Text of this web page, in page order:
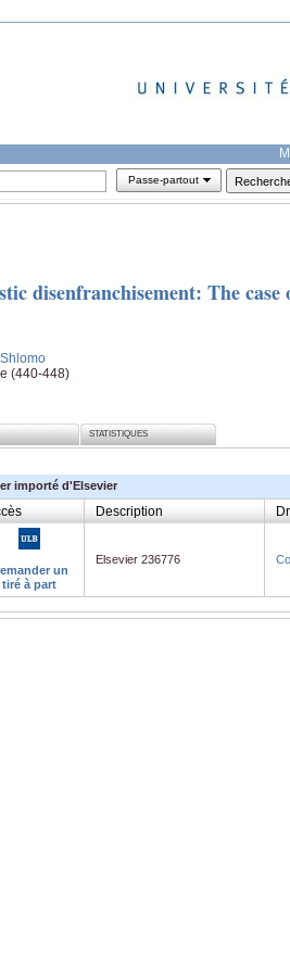
Passe-partout
disenfranchisement: The case
(440-448)
STATISTIQUES
importé d'Elsevier
Description
un
tiré à part
Elsevier 236776